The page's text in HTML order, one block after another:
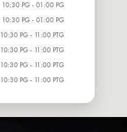
10:30 PG - 01:00 PG
10:30 PG - 01:00 PG
10:30 PG - 11:00 PTG
10:30 PG - 11:00 PTG
10:30 PG - 11:00 PTG
10:30 PG - 11:00 PTG